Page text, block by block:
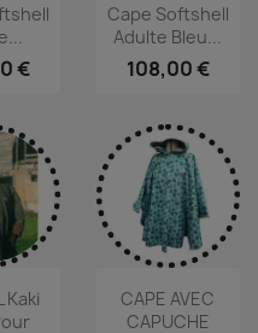
€
Cape Softshell
Adulte Bleu...
108,00 €
Kaki
CAPE AVEC
CAPUCHE